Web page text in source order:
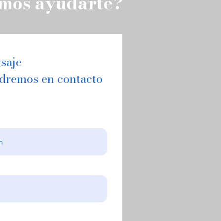
en contacto